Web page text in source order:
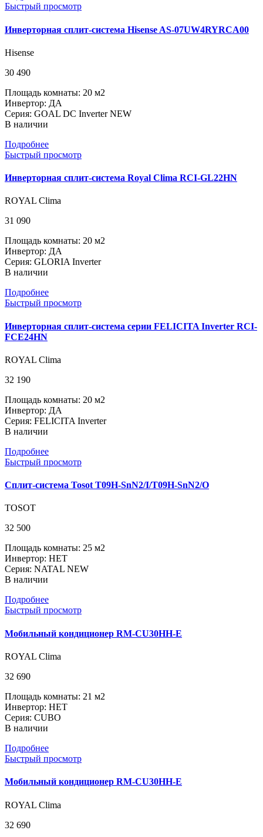
Быстрый просмотр
Инверторная сплит-система Hisense AS-07UW4RYRCA00
Hisense
30 490
Площадь комнаты: 20 м2
Инвертор: ДА
Серия: GOAL DC Inverter NEW
В наличии
Подробнее
Быстрый просмотр
Инверторная сплит-система Royal Clima RCI-GL22HN
ROYAL Clima
31 090
Площадь комнаты: 20 м2
Инвертор: ДА
Серия: GLORIA Inverter
В наличии
Подробнее
Быстрый просмотр
Инверторная сплит-система серии FELICITA Inverter RCI-
FCE24HN
ROYAL Clima
32 190
Площадь комнаты: 20 м2
Инвертор: ДА
Серия: FELICITA Inverter
В наличии
Подробнее
Быстрый просмотр
Сплит-система Tosot T09H-SnN2/I/T09H-SnN2/O
TOSOT
32 500
Площадь комнаты: 25 м2
Инвертор: НЕТ
Серия: NATAL NEW
В наличии
Подробнее
Быстрый просмотр
Мобильный кондиционер RM-CU30HH-E
ROYAL Clima
32 690
Площадь комнаты: 21 м2
Инвертор: НЕТ
Серия: CUBO
В наличии
Подробнее
Быстрый просмотр
Мобильный кондиционер RM-CU30HH-E
ROYAL Clima
32 690